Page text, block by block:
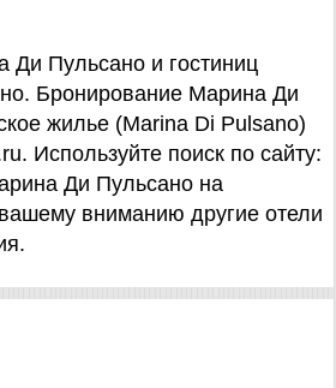
Ди Пульсано и гостиниц
Бронирование Марина Ди
жилье (Marina Di Pulsano)
Используйте поиск по сайту:
Ди Пульсано на
вниманию другие отели